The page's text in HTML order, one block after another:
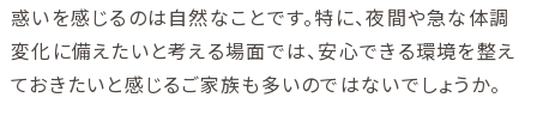
惑いを感じるのは自然なことです。特に、夜間や急な体調
変化に備えたいと考える場面では、安心できる環境を整え
ておきたいと感じるご家族も多いのではないでしょうか。